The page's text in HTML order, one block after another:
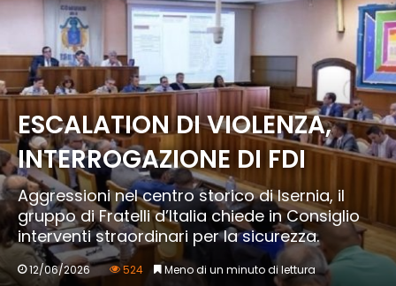
ESCALATION DI VIOLENZA,
INTERROGAZIONE DI FDI
Aggressioni nel centro storico di Isernia, il
gruppo di Fratelli d’Italia chiede in Consiglio
interventi straordinari per la sicurezza.
12/06/2026 524 Meno di un minuto di lettura